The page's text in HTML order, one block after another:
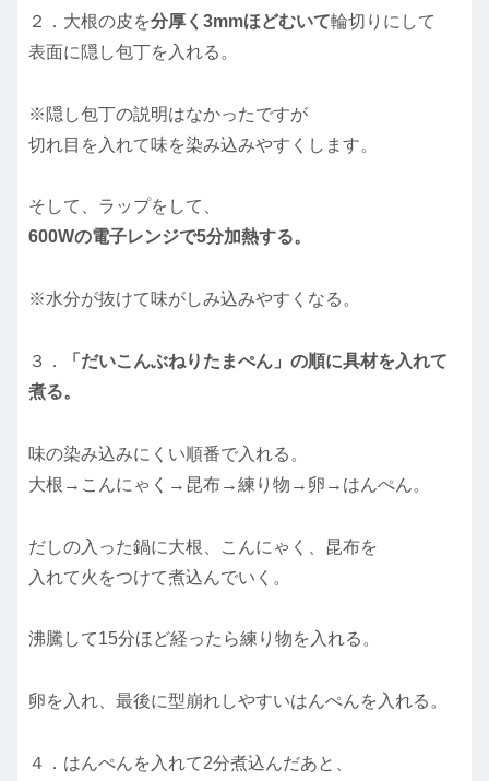
２．大根の皮を分厚く3mmほどむいて輪切りにして
表面に隠し包丁を入れる。
※隠し包丁の説明はなかったですが
切れ目を入れて味を染み込みやすくします。
そして、ラップをして、
600Wの電子レンジで5分加熱する。
※水分が抜けて味がしみ込みやすくなる。
３．
「だいこんぶねりたまぺん」の順に具材を入れて
煮る。
味の染み込みにくい順番で入れる。
大根→こんにゃく→昆布→練り物→卵→はんぺん。
だしの入った鍋に大根、こんにゃく、昆布を
入れて火をつけて煮込んでいく。
沸騰して15分ほど経ったら練り物を入れる。
卵を入れ、最後に型崩れしやすいはんぺんを入れる。
４．はんぺんを入れて2分煮込んだあと、